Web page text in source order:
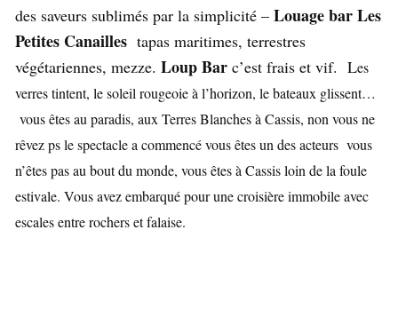
des saveurs sublimés par la simplicité – Louage bar Les
Petites Canailles tapas maritimes, terrestres
végétariennes, mezze. Loup Bar c’est frais et vif. Les
verres tintent, le soleil rougeoie à l’horizon, le bateaux glissent…
vous êtes au paradis, aux Terres Blanches à Cassis, non vous ne
rêvez ps le spectacle a commencé vous êtes un des acteurs vous
n’êtes pas au bout du monde, vous êtes à Cassis loin de la foule
estivale. Vous avez embarqué pour une croisière immobile avec
escales entre rochers et falaise.